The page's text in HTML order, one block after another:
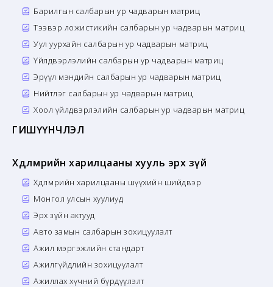
Барилгын салбарын ур чадварын матриц
Тээвэр ложистикийн салбарын ур чадварын матриц
Уул уурхайн салбарын ур чадварын матриц
Үйлдвэрлэлийн салбарын ур чадварын матриц
Эрүүл мэндийн салбарын ур чадварын матриц
Нийтлэг салбарын ур чадварын матриц
Хоол үйлдвэрлэлийн салбарын ур чадварын матриц
ГИШҮҮНЧЛЭЛ
Хөдөлмөрийн харилцааны хууль эрх зүй
Хөдөлмөрийн харилцааны шүүхийн шийдвэр
Монгол улсын хуулиуд
Эрх зүйн актууд
Авто замын салбарын зохицуулалт
Ажил мэргэжлийн стандарт
Ажилгүйдлийн зохицуулалт
Ажиллах хүчний бүрдүүлэлт